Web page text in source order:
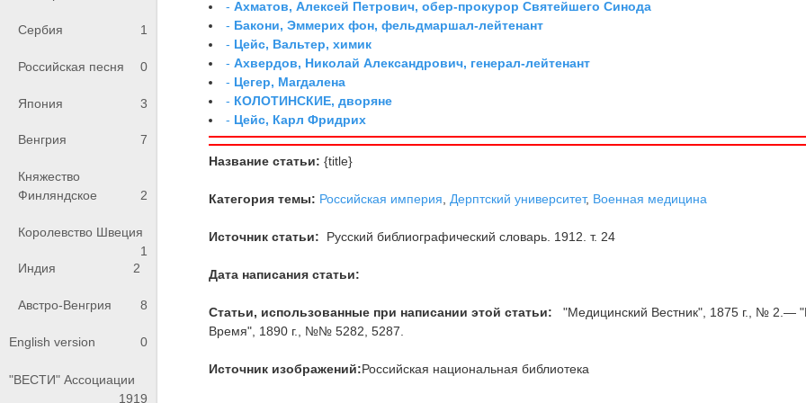
Сербия 1
Российская песня 0
Япония 3
Венгрия 7
Княжество
Финляндское
2
Королевство Швеция
1
Индия
2
Австро-Венгрия 8
English version 0
"ВЕСТИ" Ассоциации
1919
-Ахматов, Алексей Петрович, обер-прокурор Святейшего Синода
- Бакони, Эммерих фон, фельдмаршал-лейтенант
- Цейс, Вальтер, химик
-Ахвердов, Николай Александрович, генерал-лейтенант
- Цегер, Магдалена
- КОЛОТИНСКИЕ, дворяне
- Цейс, Карл Фридрих
Название статьи: {title}
Категория темы: Российская империя Дерптский университет, Военная медицина
Источник статьи: Русский библиографический словарь. 1912. т. 24
Дата написания статьи:
Статьи, использованные при написании этой статьи:
"Медицинский Вестник", 1875 г., № 2.—
Время", 1890 г., №№ 5282, 5287.
Источник изображений:Российская национальная библиотека